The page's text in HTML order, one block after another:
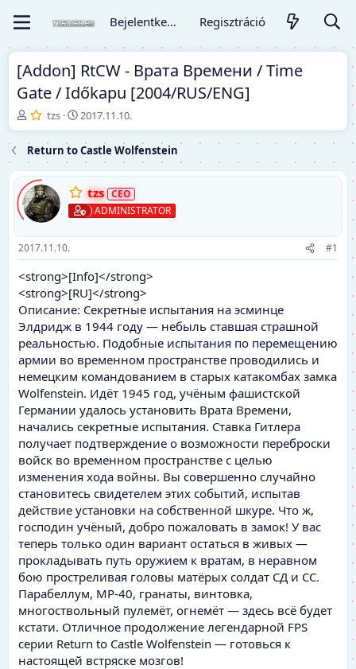
Bejelentkezés Regisztráció
[Addon] RtCW - Врата Времени / Time
Gate / Időkapu [2004/RUS/ENG]
T
é
m
a
i
n
d
í
ó
tzs
K
e
d
ő
á
t
2017.11.10.
Return to Castle Wolfenstein
tzs
ADMINISTRATOR
2017.11.10. #1
<strong>[Info]</strong>
<strong>[RU]</strong>
Описание: Секретные испытания на эсминце
Элдридж в 1944 году — небыль ставшая страшной
реальностью. Подобные испытания по перемещению
армии во временном пространстве проводились и
немецким командованием в старых катакомбах замка
Wolfenstein. Идёт 1945 год, учёным фашистской
Германии удалось установить Врата Времени,
начались секретные испытания. Ставка Гитлера
получает подтверждение о возможности переброски
войск во временном пространстве с целью
изменения хода войны. Вы совершенно случайно
становитесь свидетелем этих событий, испытав
действие установки на собственной шкуре. Что ж,
господин учёный, добро пожаловать в замок! У вас
теперь только один вариант остаться в живых —
прокладывать путь оружием к вратам, в неравном
бою простреливая головы матёрых солдат СД и СС.
Парабеллум, МР-40, гранаты, винтовка,
многоствольный пулемёт, огнемёт — здесь всё будет
кстати. Отличное продолжение легендарной FPS
серии Return to Castle Wolfenstein — готовься к
настоящей встряске мозгов!